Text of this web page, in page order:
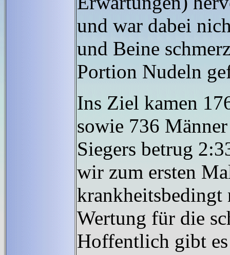
und war dabei
und Beine
Portion Nudeln
Ins Ziel kamen
sowie 736
Siegers betrug
wir zum ersten
krankheitsbedingt
Wertung für die
Hoffentlich gibt